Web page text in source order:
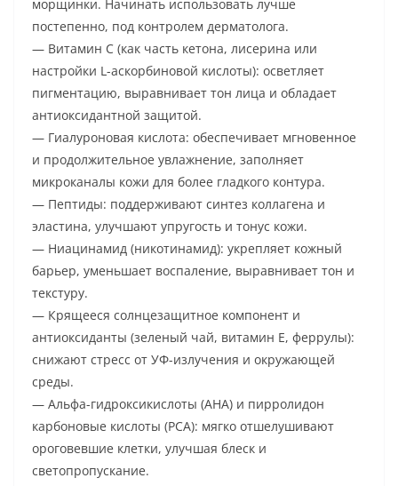
морщинки. Начинать использовать лучше
постепенно, под контролем дерматолога.
— Витамин C (как часть кетона, лисерина или
настройки L-аскорбиновой кислоты): осветляет
пигментацию, выравнивает тон лица и обладает
антиоксидантной защитой.
— Гиалуроновая кислота: обеспечивает мгновенное
и продолжительное увлажнение, заполняет
микроканалы кожи для более гладкого контура.
— Пептиды: поддерживают синтез коллагена и
эластина, улучшают упругость и тонус кожи.
— Ниaцинамид (никотинамид): укрепляет кожный
барьер, уменьшает воспаление, выравнивает тон и
текстуру.
— Крящееся солнцезащитное компонент и
антиоксиданты (зеленый чай, витамин E, феррулы):
снижают стресс от УФ-излучения и окружающей
среды.
— Альфа-гидроксикислоты (AHA) и пирролидон
карбоновые кислоты (PCA): мягко отшелушивают
ороговевшие клетки, улучшая блеск и
светопропускание.